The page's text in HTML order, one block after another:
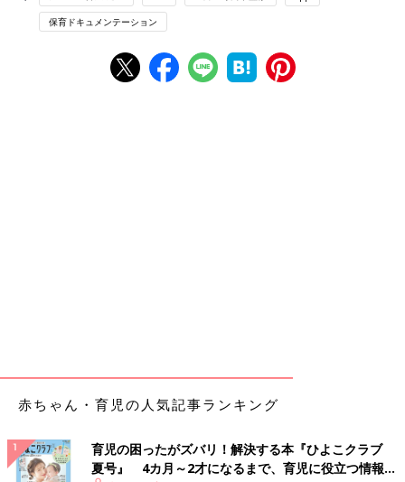
保育ドキュメンテーション
赤ちゃん・育児の人気記事ランキング
育児の困ったがズバリ！解決する本『ひよこクラブ
夏号』 4カ月～2才になるまで、育児に役立つ情報が